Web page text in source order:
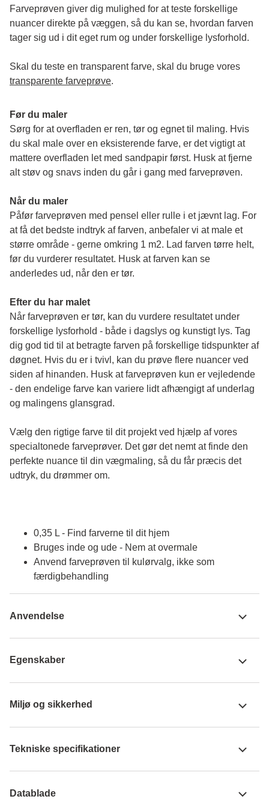
Farveprøven giver dig mulighed for at teste forskellige
nuancer direkte på væggen, så du kan se, hvordan farven
tager sig ud i dit eget rum og under forskellige lysforhold.
transparente farveprøve.
Før du maler
Sørg for at overfladen er ren, tør og egnet til maling. Hvis
du skal male over en eksisterende farve, er det vigtigt at
mattere overfladen let med sandpapir først. Husk at fjerne
alt støv og snavs inden du går i gang med farveprøven.
Når du maler
Påfør farveprøven med pensel eller rulle i et jævnt lag. For
at få det bedste indtryk af farven, anbefaler vi at male et
større område - gerne omkring 1 m2. Lad farven tørre helt,
før du vurderer resultatet. Husk at farven kan se
anderledes ud, når den er tør.
Efter du har malet
Når farveprøven er tør, kan du vurdere resultatet under
forskellige lysforhold - både i dagslys og kunstigt lys. Tag
dig god tid til at betragte farven på forskellige tidspunkter af
døgnet. Hvis du er i tvivl, kan du prøve flere nuancer ved
siden af hinanden. Husk at farveprøven kun er vejledende
- den endelige farve kan variere lidt afhængigt af underlag
og malingens glansgrad.
Vælg den rigtige farve til dit projekt ved hjælp af vores
specialtonede farveprøver. Det gør det nemt at finde den
perfekte nuance til din vægmaling, så du får præcis det
udtryk, du drømmer om.
0,35 L - Find farverne til dit hjem
Bruges inde og ude - Nem at overmale
Anvend farveprøven til kulørvalg, ikke som
færdigbehandling
Anvendelse
Egenskaber
Miljø og sikkerhed
Tekniske specifikationer
Datablade